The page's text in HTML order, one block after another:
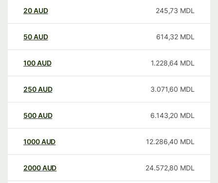
20AUD 245,73 MDL
50AUD 614,32 MDL
100AUD 1.228,64 MDL
250AUD 3.071,60 MDL
500AUD 6.143,20 MDL
1000AUD 12.286,40 MDL
2000AUD 24.572,80 MDL